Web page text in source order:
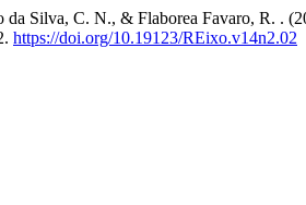
Silva, C. N., & Flaborea Favaro, R. .
https://doi.org/10.19123/REixo.v14n2.02